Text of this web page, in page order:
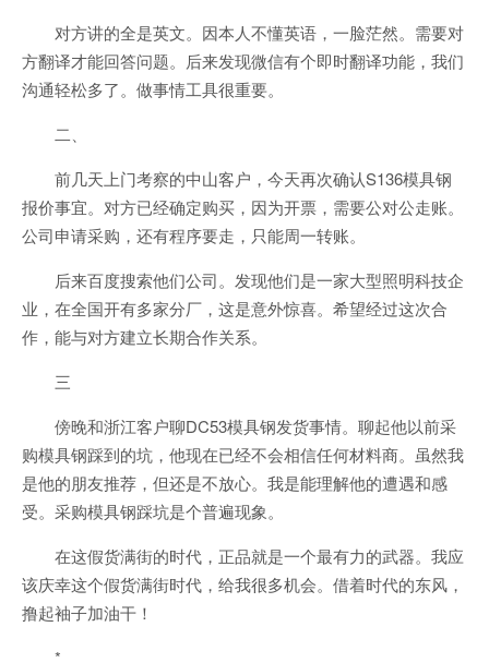
对方讲的全是英文。因本人不懂英语，一脸茫然。需要对
方翻译才能回答问题。后来发现微信有个即时翻译功能，我们
沟通轻松多了。做事情工具很重要。
二、
前几天上门考察的中山客户，今天再次确认S136模具钢
报价事宜。对方已经确定购买，因为开票，需要公对公走账。
公司申请采购，还有程序要走，只能周一转账。
后来百度搜索他们公司。发现他们是一家大型照明科技企
业，在全国开有多家分厂，这是意外惊喜。希望经过这次合
作，能与对方建立长期合作关系。
三
傍晚和浙江客户聊DC53模具钢发货事情。聊起他以前采
购模具钢踩到的坑，他现在已经不会相信任何材料商。虽然我
是他的朋友推荐，但还是不放心。我是能理解他的遭遇和感
受。采购模具钢踩坑是个普遍现象。
在这假货满街的时代，正品就是一个最有力的武器。我应
该庆幸这个假货满街时代，给我很多机会。借着时代的东风，
撸起袖子加油干！
*